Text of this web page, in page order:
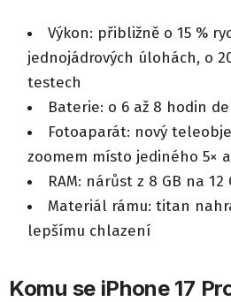
Výkon: přibližně o 15 %
jednojádrových úlohách, o
testech
Baterie: o 6 až 8 hodin
Fotoaparát: nový
zoomem místo jediného 5×
RAM: nárůst z 8 GB na 12
Materiál rámu: titan
lepšímu chlazení
Komu se iPhone 17